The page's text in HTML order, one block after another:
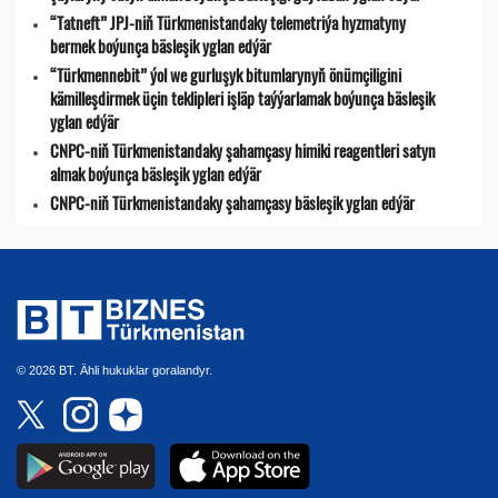
“Tatneft” JPJ-niň Türkmenistandaky telemetriýa hyzmatyny
bermek boýunça bäsleşik yglan edýär
“Türkmennebit” ýol we gurluşyk bitumlarynyň önümçiligini
kämilleşdirmek üçin teklipleri işläp taýýarlamak boýunça bäsleşik
yglan edýär
CNPC-niň Türkmenistandaky şahamçasy himiki reagentleri satyn
almak boýunça bäsleşik yglan edýär
CNPC-niň Türkmenistandaky şahamçasy bäsleşik yglan edýär
© 2026 BT. Ähli hukuklar goralandyr.